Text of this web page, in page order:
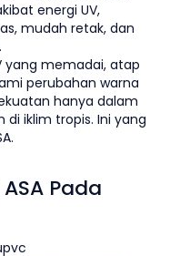
energi UV,
mudah retak, dan
yang memadai, atap
perubahan warna
hanya dalam
iklim tropis. Ini yang
Pada